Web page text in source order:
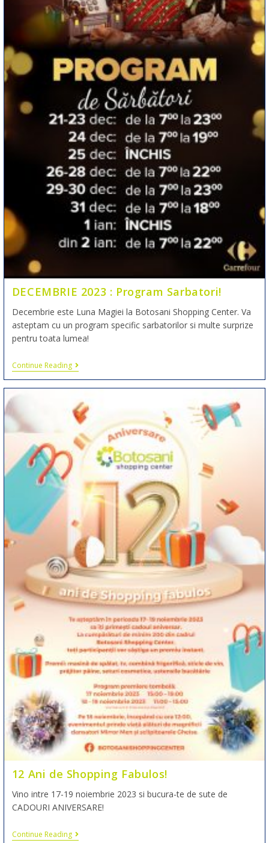
DECEMBRIE 2023 : Program Sarbatori!
Decembrie este Luna Magiei la Botosani Shopping Center. Va
asteptam cu un program specific sarbatorilor si multe surprize
pentru toata lumea!
Continue Reading
12 Ani de Shopping Fabulos!
Vino intre 17-19 noiembrie 2023 si bucura-te de sute de
CADOURI ANIVERSARE!
Continue Reading